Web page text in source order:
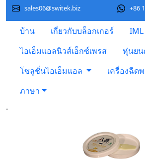
sales06@switek.biz +86
บ้าน เกี่ยวกับบล็อกเกอร์
ไอเอ็มแอลนิวส์เอ็กซ์เพรส
หุ่นยน
โซลูชั่นไอเอ็มแอล
เครื่องฉีด
ภาษา
.